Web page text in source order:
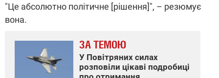
"Це абсолютно політичне [рішення]", – резюмує
вона.
ЗА ТЕМОЮ
У Повітряних силах
розповіли цікаві подробиці